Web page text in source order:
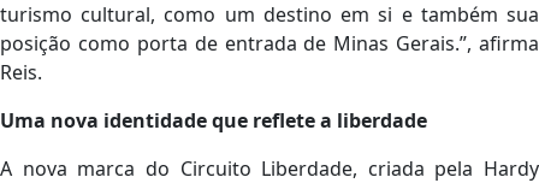
turismo cultural, como um destino em si e também sua
posição como porta de entrada de Minas Gerais.”, afirma
Reis.
Uma nova identidade que reflete a liberdade
A nova marca do Circuito Liberdade, criada pela Hardy